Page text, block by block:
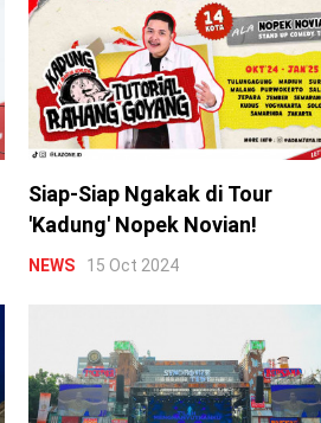
Siap-Siap Ngakak di Tour
'Kadung' Nopek Novian!
NEWS 15 Oct 2024